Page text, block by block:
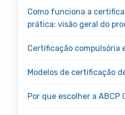
Como funciona a
prática: visão geral do
Certificação compulsória
Modelos de certificação
Por que escolher a ABCP